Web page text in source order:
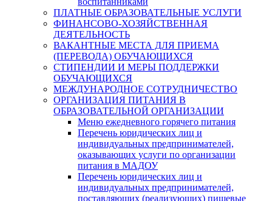
ПЛАТНЫЕ ОБРАЗОВАТЕЛЬНЫЕ УСЛУГИ
ФИНАНСОВО-ХОЗЯЙСТВЕННАЯ
ДЕЯТЕЛЬНОСТЬ
ВАКАНТНЫЕ МЕСТА ДЛЯ ПРИЕМА
(ПЕРЕВОДА) ОБУЧАЮЩИХСЯ
СТИПЕНДИИ И МЕРЫ ПОДДЕРЖКИ
ОБУЧАЮЩИХСЯ
МЕЖДУНАРОДНОЕ СОТРУДНИЧЕСТВО
ОРГАНИЗАЦИЯ ПИТАНИЯ В
ОБРАЗОВАТЕЛЬНОЙ ОРГАНИЗАЦИИ
Меню ежедневного горячего питания
Перечень юридических лиц и
индивидуальных предпринимателей,
оказывающих услуги по организации
питания в МАДОУ
Перечень юридических лиц и
индивидуальных предпринимателей,
поставляющих (реализующих) пищевые